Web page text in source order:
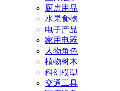
厨房用品
水果食物
电子产品
家用电器
人物角色
植物树木
科幻模型
交通工具